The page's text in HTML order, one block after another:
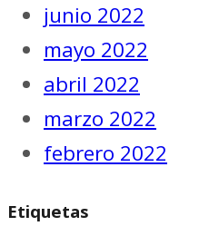
junio 2022
mayo 2022
abril 2022
marzo 2022
febrero 2022
Etiquetas